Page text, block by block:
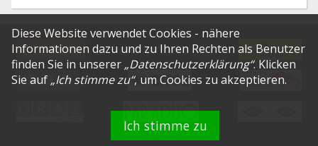
Diese Website verwendet Cookies - nähere
Informationen dazu und zu Ihren Rechten als Benutzer
finden Sie in unserer „Datenschutzerklärung“. Klicken
Sie auf „Ich stimme zu“, um Cookies zu akzeptieren.
Ich stimme zu